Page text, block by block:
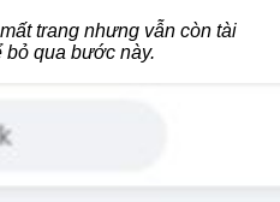
trang nhưng vẫn còn tài
bỏ qua bước này.